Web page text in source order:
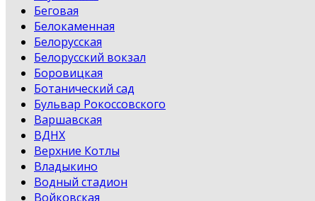
Беговая
Белокаменная
Белорусская
Белорусский вокзал
Боровицкая
Ботанический сад
Бульвар Рокоссовского
Варшавская
ВДНХ
Верхние Котлы
Владыкино
Водный стадион
Войковская